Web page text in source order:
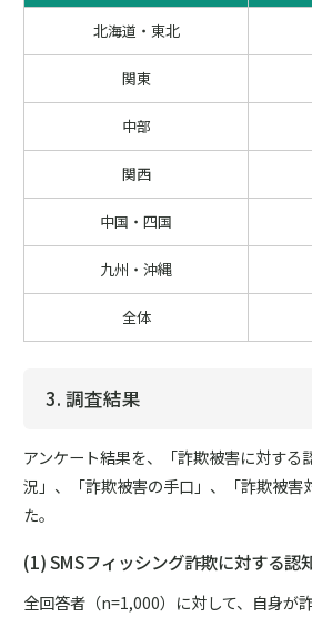
北海道・東北
関東
中部
関西
中国・四国
九州・沖縄
全体
3. 調査結果
アンケート結果を、「詐欺被害に対する
況」、「詐欺被害の手口」、「詐欺被害
た。
(1) SMSフィッシング詐欺に対する認
全回答者（n=1,000）に対して、自身が